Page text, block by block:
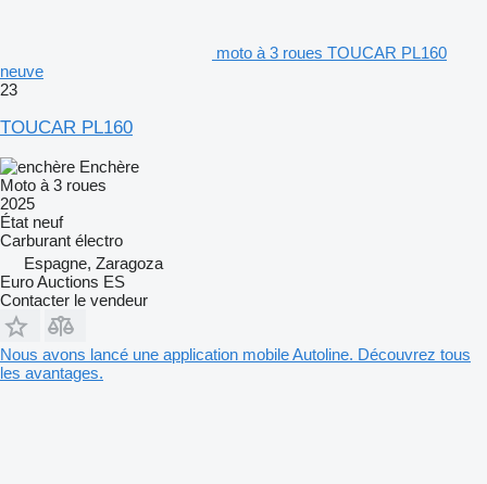
moto à 3 roues TOUCAR PL160
neuve
23
TOUCAR PL160
Enchère
Moto à 3 roues
2025
État neuf
Carburant électro
Espagne, Zaragoza
Euro Auctions ES
Contacter le vendeur
Nous avons lancé une application mobile Autoline. Découvrez tous
les avantages.